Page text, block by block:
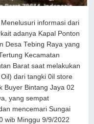
informasi dari
adanya Kapal Ponton
Desa Tebing Raya yang
Kecamatan
Barat saat melakukan
dari tangki 0il store
Buyer Bintang Jaya 02
yang sempat
mencemari Sungai
wib Minggu 9/9/2022